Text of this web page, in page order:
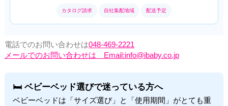
カタログ請求 自社集配地域 配送予定
電話でのお問い合わせは048-469-2221
メールでのお問い合わせは Email:info@ibaby.co.jp
🛏 ベビーベッド選びで迷っている方へ
ベビーベッドは「サイズ選び」と「使用期間」がとても重